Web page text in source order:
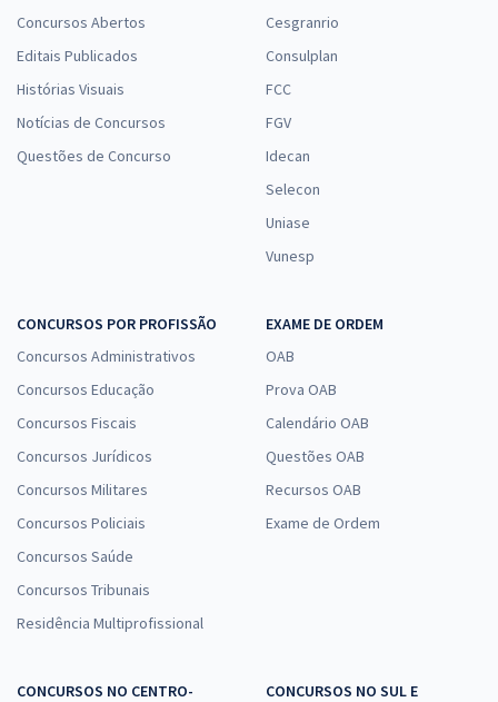
Concursos Abertos
Editais Publicados
Histórias Visuais
Notícias de Concursos
Questões de Concurso
Cesgranrio
Consulplan
FCC
FGV
Idecan
Selecon
Uniase
Vunesp
CONCURSOS POR PROFISSÃO
Concursos Administrativos
Concursos Educação
Concursos Fiscais
Concursos Jurídicos
Concursos Militares
Concursos Policiais
Concursos Saúde
Concursos Tribunais
Residência Multiprofissional
EXAME DE ORDEM
OAB
Prova OAB
Calendário OAB
Questões OAB
Recursos OAB
Exame de Ordem
CONCURSOS NO CENTRO-
CONCURSOS NO SUL E